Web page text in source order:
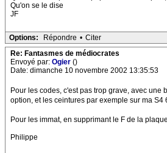
Qu'on se le dise
JF
Options: Répondre • Citer
Re: Fantasmes de médiocrates
Envoyé par: Ogier ()
Date: dimanche 10 novembre 2002 13:35:53
Pour les codes, c'est pas trop grave, avec
option, et les ceintures par exemple sur ma
Pour les immat, en supprimant le F de la
Philippe